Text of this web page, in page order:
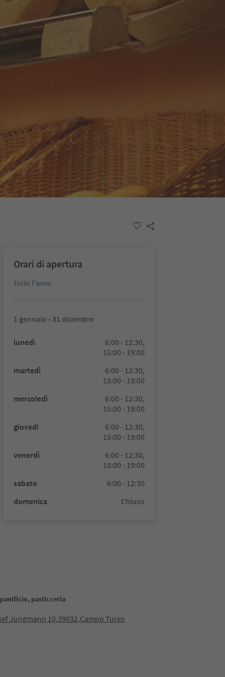
Orari di apertura
Tutto l'anno
1 gennaio - 31 dicembre
lunedì
6:00 - 12:30,
15:00 - 19:00
martedì
6:00 - 12:30,
15:00 - 19:00
mercoledì
6:00 - 12:30,
15:00 - 19:00
giovedì
6:00 - 12:30,
15:00 - 19:00
venerdì
6:00 - 12:30,
15:00 - 19:00
sabato
6:00 - 12:30
domenica
Chiuso
pasticceria
Jungmann 10,39032,Campo Tures